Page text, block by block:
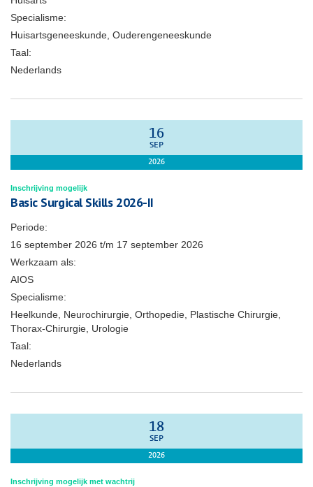
Specialisme:
Huisartsgeneeskunde, Ouderengeneeskunde
Taal:
Nederlands
16
SEP
2026
Inschrijving mogelijk
Basic Surgical Skills 2026-II
Periode:
16 september 2026 t/m 17 september 2026
Werkzaam als:
AIOS
Specialisme:
Heelkunde, Neurochirurgie, Orthopedie, Plastische Chirurgie,
Thorax-Chirurgie, Urologie
Taal:
Nederlands
18
SEP
2026
Inschrijving mogelijk met wachtrij